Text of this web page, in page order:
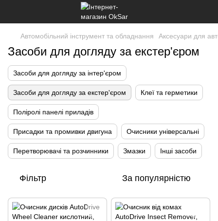
Автомобільний інструмент та обладнання Аксесуари для
Засоби для догляду за екстер'єром
Засоби для догляду за інтер'єром
Засоби для догляду за екстер'єром Клеї та герметики
Поліролі панелі приладів
Присадки та промивки двигуна Очисники універсальні
Перетворювачі та розчинники Змазки Інші засоби
Фільтр За популярністю